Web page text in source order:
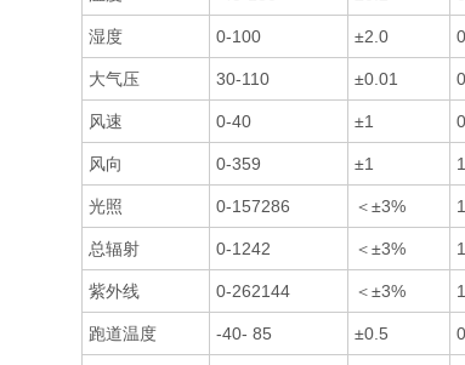
湿度 0-100 ±2.0
大气压 30-110 ±0.01
风速 0-40 ±1
风向 0-359 ±1 1
光照 0-157286 ＜±3% 1
总辐射 0-1242 ＜±3% 1
紫外线 0-262144 ＜±3% 1
跑道温度 -40- 85 ±0.5